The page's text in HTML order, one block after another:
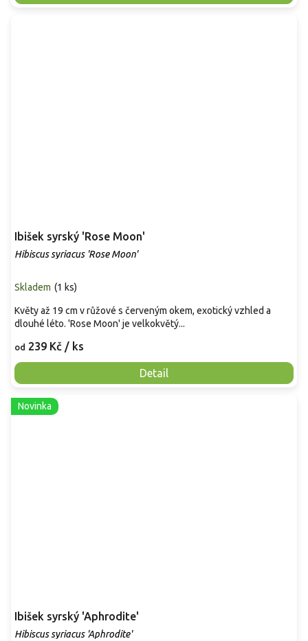
Ibišek syrský 'Rose Moon'
Hibiscus syriacus 'Rose Moon'
Skladem (1 ks)
od 239 Kč / ks
Detail
Květy až 19 cm v růžové s červeným okem, exotický vzhled a
dlouhé léto. 'Rose Moon' je velkokvětý...
Novinka
Ibišek syrský 'Aphrodite'
Hibiscus syriacus 'Aphrodite'